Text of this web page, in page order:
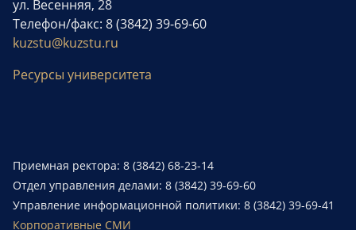
ул. Весенняя, 28
Телефон/факс: 8 (3842) 39-69-60
kuzstu@kuzstu.ru
Ресурсы университета
Приемная ректора: 8 (3842) 68-23-14
Отдел управления делами: 8 (3842) 39-69-60
Управление информационной политики: 8 (3842) 39-69-41
Корпоративные СМИ